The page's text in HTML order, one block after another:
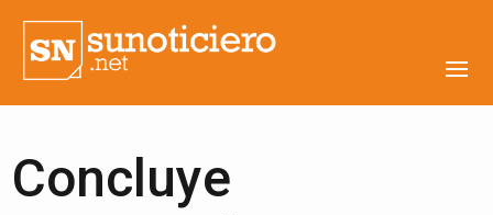
Concluye